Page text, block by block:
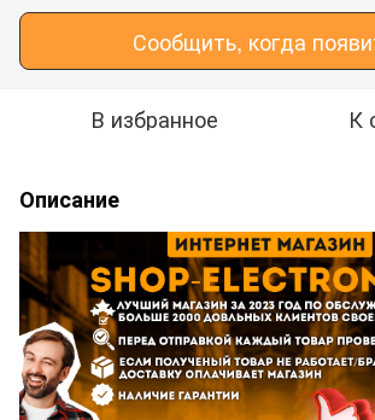
Сообщить, когда
В избранное К
Описание